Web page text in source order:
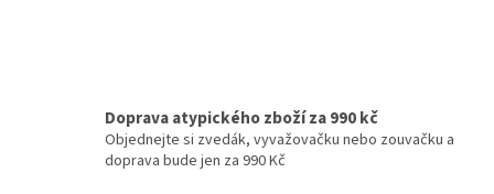
Doprava atypického zboží za 990 kč
Objednejte si zvedák, vyvažovačku nebo zouvačku a
doprava bude jen za 990 Kč